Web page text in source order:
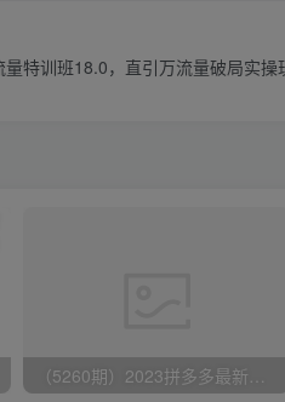
量特训班18.0，直引万流量破局实